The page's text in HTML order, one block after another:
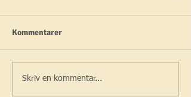
Kommentarer
Skriv en kommentar...